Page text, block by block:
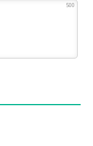
500